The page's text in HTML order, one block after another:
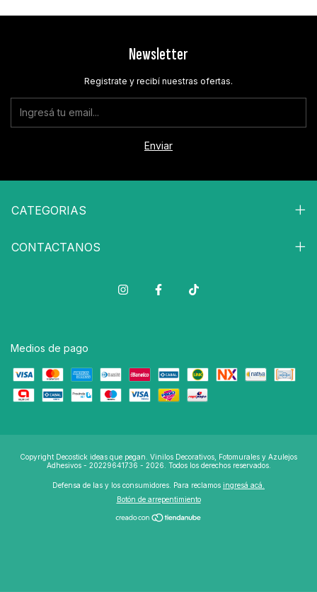
Newsletter
Registrate y recibí nuestras ofertas.
CATEGORIAS
CONTACTANOS
Medios de pago
Copyright Decostick ideas que pegan. Vinilos Decorativos, Fotomurales y Azulejos
Adhesivos - 20229641736 - 2026. Todos los derechos reservados.
Defensa de las y los consumidores. Para reclamos ingresá acá.
Botón de arrepentimiento